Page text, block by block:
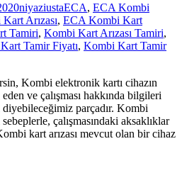
niyaziustaECA, ECA Kombi
Arızası, ECA Kombi Kart
Tamiri, Kombi Kart Arızası Tamiri,
Tamir Fiyatı, Kombi Kart Tamir
Kombi elektronik kartı cihazın
ve çalışması hakkında bilgileri
parçadır. Kombi
çalışmasındaki aksaklıklar
kart arızası mevcut olan bir cihaz